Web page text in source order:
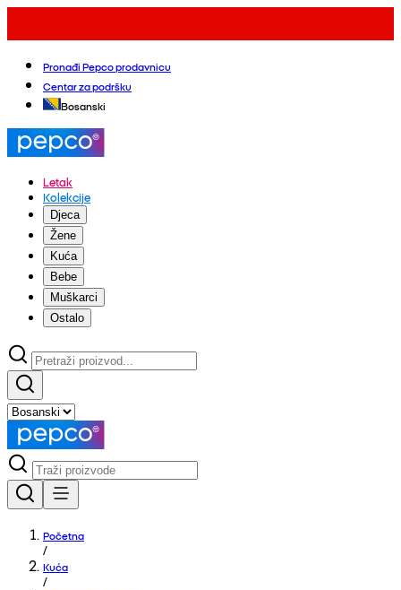
Pronađi Pepco prodavnicu
Centar za podršku
Bosanski
Letak
Kolekcije
Djeca
Žene
Kuća
Bebe
Muškarci
Ostalo
Početna
/
Kuća
/